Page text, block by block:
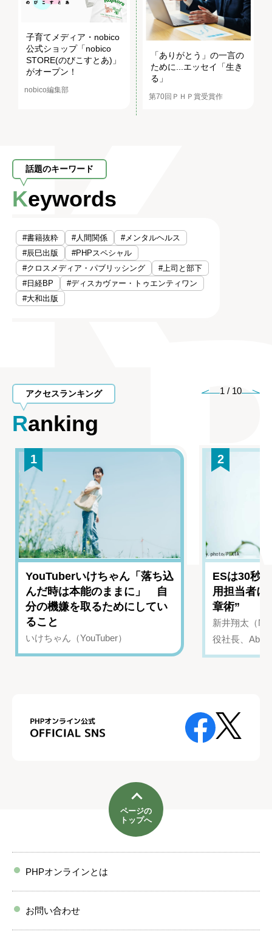
子育てメディア・nobico
公式ショップ「nobico
STORE(のびこすとあ)」
がオープン！
nobico編集部
「ありがとう」の一言の
ために...エッセイ「生き
る」
第70回ＰＨＰ賞受賞作
話題のキーワード
Keywords
#書籍抜粋 #人間関係
#メンタルヘルス
#辰巳出版
#PHPスペシャル
#クロスメディア・パブリッシング
#上司と部下
#日経BP
#ディスカヴァー・トゥエンティワン
#大和出版
アクセスランキング
Ranking
1 / 10
1
YouTuberいけちゃん「落ち込
んだ時は本能のままに」 自
分の機嫌を取るためにしてい
ること
いけちゃん（YouTuber）
2
ESは30秒
用担当者に
章術”
新井翔太（
役社長、
ページの
トップへ
PHPオンラインとは
お問い合わせ